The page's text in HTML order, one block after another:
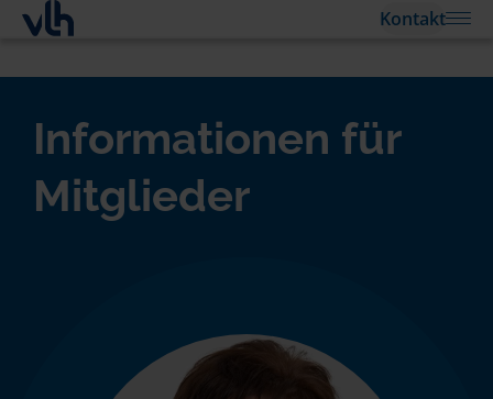
Kontakt
Informationen für
Mitglieder